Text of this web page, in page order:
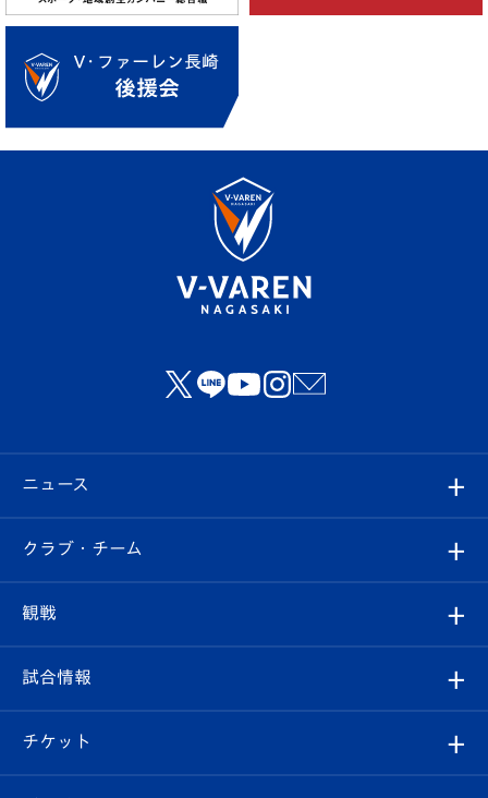
ニュース
すべて
クラブ
試合情報
クラブ・チーム
クラブ概要
エンブレム紹介
観戦
観戦ルール
はじめての観戦ガイド
試合情報
試合日程/結果
チケット